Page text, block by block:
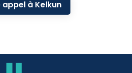
appel à Kelkun